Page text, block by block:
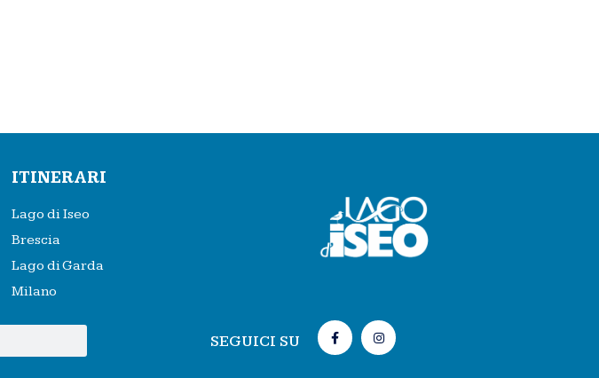
ITINERARI
Lago di Iseo
Brescia
Lago di Garda
Milano
SEGUICI SU